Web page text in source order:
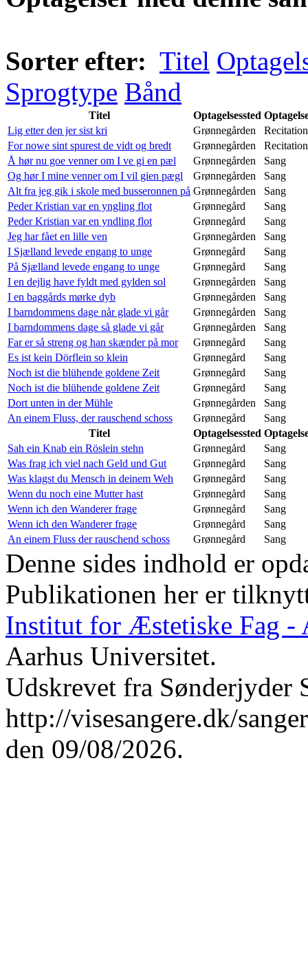
Sorter efter: Titel
Sprogtype Bånd
Titel Optagelsessted
Lig etter den jer sist kri
Grønnegården
Recitation
For nowe sint spurest de vidt og bredt
Grønnegården
Recitation
Å hør nu goe venner om I ve gi en pæl
Grønnegården
Sang
Og hør I mine venner om I vil gien pægl
Grønnegården
Sang
Alt fra jeg gik i skole med busseronnen på Grønnegården
Sang
Peder Kristian var en yngling flot
Grønnegård
Sang
Peder Kristian var en yndling flot
Grønnegård
Sang
Jeg har fået en lille ven
Grønnegården
Sang
I Sjælland levede engang to unge
Grønnegård
Sang
På Sjælland levede engang to unge
Grønnegård
Sang
I en dejlig have fyldt med gylden sol
Grønnegården
Sang
I en baggårds mørke dyb
Grønnegården
Sang
I barndommens dage når glade vi går
Grønnegården
Sang
I barndommens dage så glade vi går
Grønnegården
Sang
Far er så streng og han skænder på mor
Grønnegård
Sang
Es ist kein Dörflein so klein
Grønnegård
Sang
Noch ist die blühende goldene Zeit
Grønnegård
Sang
Noch ist die blühende goldene Zeit
Grønnegård
Sang
Dort unten in der Mühle
Grønnegården
Sang
An einem Fluss, der rauschend schoss
Grønnegård
Sang
Titel
Optagelsessted
Sah ein Knab ein Röslein stehn
Grønnegård
Sang
Was frag ich viel nach Geld und Gut
Grønnegård
Sang
Was klagst du Mensch in deinem Weh
Grønnegård
Sang
Wenn du noch eine Mutter hast
Grønnegård
Sang
Wenn ich den Wanderer frage
Grønnegård
Sang
Wenn ich den Wanderer frage
Grønnegård
Sang
An einem Fluss der rauschend schoss
Grønnegård Sang
Denne sides indhold er
Publikationen her er
Institut for Æstetiske Fag -
Aarhus Universitet.
Udskrevet fra Sønderjyder
http://visesangere.dk/
den 09/08/2026.